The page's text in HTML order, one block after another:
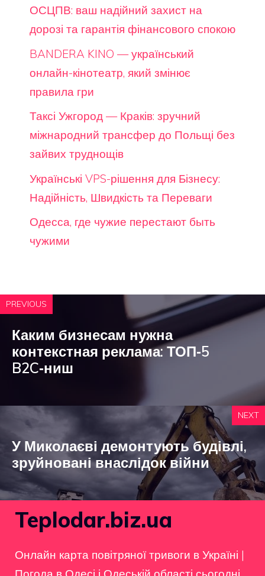
ОСЦПВ: ваш надійний захист на
дорозі та гарантія фінансового спокою
BANDERA KINO — український
онлайн-кінотеатр, який змінює
правила гри
Таксі Ужгород — Краків: зручний
міжнародний трансфер до Польщі без
зайвих труднощів
Українські VPS-рішення для Бізнесу:
Надійність, Швидкість та Переваги
Одесса, где чужие перестают быть
чужими
PREVIOUS
Каким бизнесам нужна
контекстная реклама: ТОП‑5
B2C‑ниш
NEXT
У Миколаєві демонтують будівлі,
зруйновані внаслідок війни
Teplodar.biz.ua
Онлайн карта повітряної тривоги в Україні |